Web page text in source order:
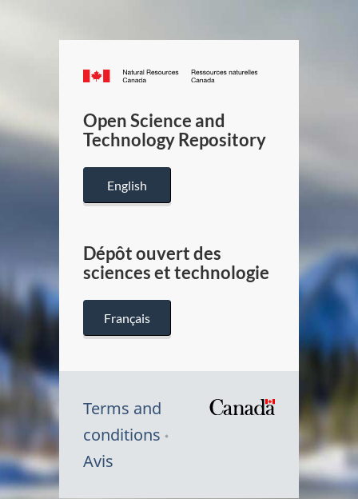
Canada.ca
/
Canada
Open Science and
Technology Repository
English
Dépôt ouvert des
sciences et technologie
Français
Terms and
conditions
Avis
Symbole